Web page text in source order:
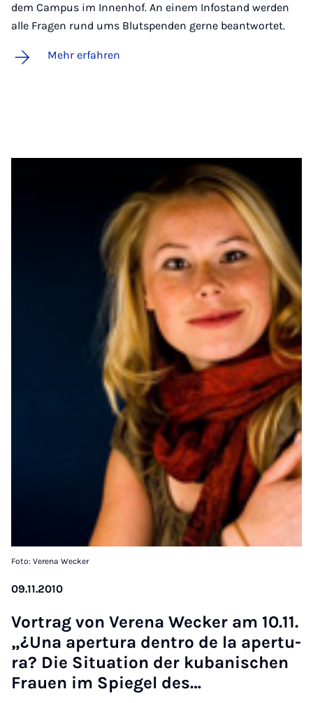
dem Campus im Innenhof. An einem Infostand werden
alle Fragen rund ums Blutspenden gerne beantwortet.
Mehr erfahren
Foto: Verena Wecker
09.11.2010
Vor­trag von Verena We­cker am 10.11.
„¿U­na aper­tu­ra den­tro de la aper­tu­
ra? Die Si­tua­ti­on der ku­ba­ni­schen
Frau­en im Spie­gel des…